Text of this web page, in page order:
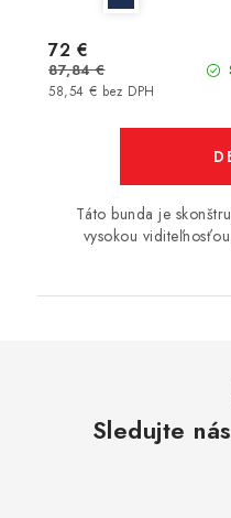
58,54 € bez DPH
72 €
87,84 €
Táto bunda je
vysokou
Sledujte